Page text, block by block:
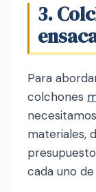
3.
Para
colchones
materiales,
cada uno